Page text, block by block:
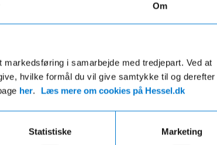
Om
i samarbejde med tredjepart. Ved at
hvilke formål du vil give samtykke til og derefter
her. Læs mere om cookies på Hessel.dk
Statistiske Marketing
Hurtig levering
VI leverer de fleste varer inden for 1-3
Vi